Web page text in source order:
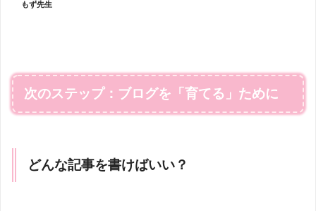
もず先生
次のステップ：ブログを「育てる」ために
どんな記事を書けばいい？